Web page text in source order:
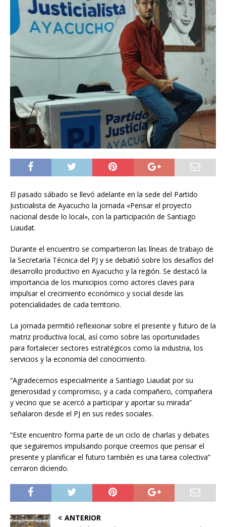
El pasado sábado se llevó adelante en la sede del Partido
Justicialista de Ayacucho la jornada «Pensar el proyecto
nacional desde lo local», con la participación de Santiago
Liaudat.
Durante el encuentro se compartieron las líneas de trabajo de
la Secretaría Técnica del PJ y se debatió sobre los desafíos del
desarrollo productivo en Ayacucho y la región. Se destacó la
importancia de los municipios como actores claves para
impulsar el crecimiento económico y social desde las
potencialidades de cada territorio.
La jornada permitió reflexionar sobre el presente y futuro de la
matriz productiva local, así como sobre las oportunidades
para fortalecer sectores estratégicos como la industria, los
servicios y la economía del conocimiento.
“Agradecemos especialmente a Santiago Liaudat por su
generosidad y compromiso, y a cada compañero, compañera
y vecino que se acercó a participar y aportar su mirada”
señalaron desde el PJ en sus redes sociales.
“Este encuentro forma parte de un ciclo de charlas y debates
que seguiremos impulsando porque creemos que pensar el
presente y planificar el futuro también es una tarea colectiva”
cerraron diciendo.
ANTERIOR